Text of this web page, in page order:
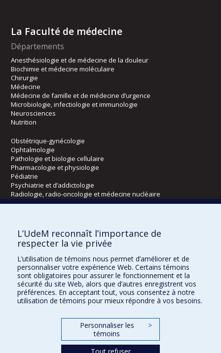
La Faculté de médecine
Départements
Anesthésiologie et de médecine de la douleur
Biochimie et médecine moléculaire
Chirurgie
Médecine
Médecine de famille et de médecine d’urgence
Microbiologie, infectiologie et immunologie
Neurosciences
Nutrition
Obstétrique-gynécologie
Ophtalmologie
Pathologie et biologie cellulaire
Pharmacologie et physiologie
Pédiatrie
Psychiatrie et d’addictologie
Radiologie, radio-oncologie et médecine nucléaire
Écoles
Kinésiologie et des sciences de l’activité physique
Orthophonie et audiologie
Réadaptation
Directions
DPC
CPASS
L’UdeM reconnaît l’importance de
respecter la vie privée
L’utilisation de témoins nous permet d’améliorer et de
personnaliser votre expérience Web. Certains témoins
sont obligatoires pour assurer le fonctionnement et la
sécurité du site Web, alors que d’autres enregistrent vos
préférences. En acceptant tout, vous consentez à notre
utilisation de témoins pour mieux répondre à vos besoins.
Personnaliser les
témoins
>
Tout refuser